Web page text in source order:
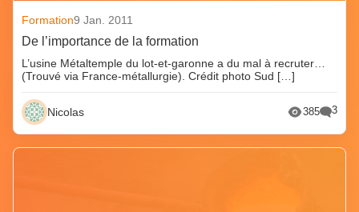
Formation9 Jan. 2011
De l’importance de la formation
L’usine Métaltemple du lot-et-garonne a du mal à recruter…
(Trouvé via France-métallurgie). Crédit photo Sud […]
Nicolas 385 3